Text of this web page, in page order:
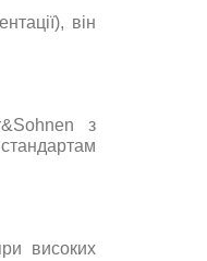
), він
з
стандартам
високих